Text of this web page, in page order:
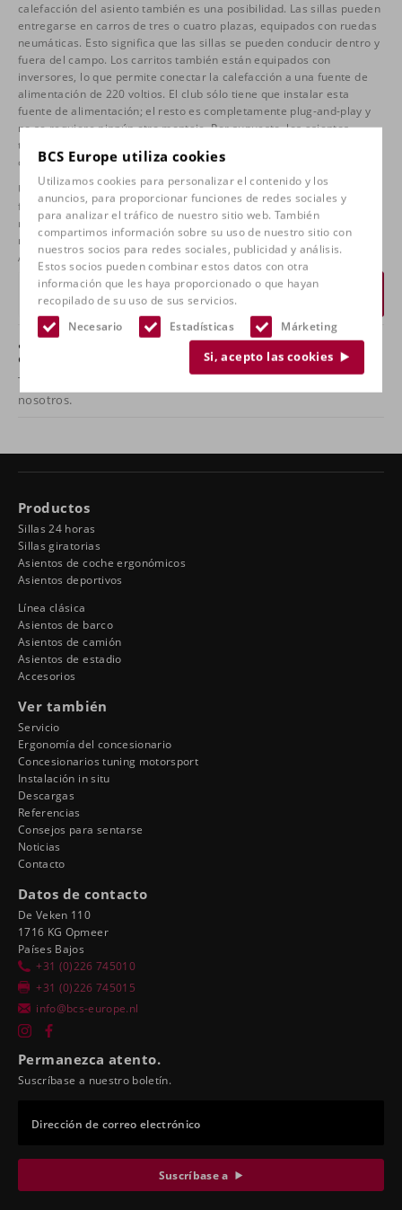
BCS Europe utiliza cookies
Utilizamos cookies para personalizar el contenido y los
anuncios, para proporcionar funciones de redes sociales y
para analizar el tráfico de nuestro sitio web. También
compartimos información sobre su uso de nuestro sitio con
nuestros socios para redes sociales, publicidad y análisis.
Estos socios pueden combinar estos datos con otra
información que les haya proporcionado o que hayan
recopilado de su uso de sus servicios.
Necesario
Estadísticas Márketing
Si, acepto las cookies
calefacción del asiento también es una posibilidad. Las sillas pueden
entregarse en carros de tres o cuatro plazas, equipados con ruedas
neumáticas. Esto significa que las sillas se pueden conducir dentro y
fuera del campo. Los carritos también están equipados con
inversores, lo que permite conectar la calefacción a una fuente de
alimentación de 220 voltios. El club sólo tiene que instalar esta
fuente de alimentación; el resto es completamente plug-and-play y
no se requiere ningún otro montaje. Por supuesto, los asientos
también pueden montarse de otra manera, pero habrá que
comprobarlo primero en el lugar correspondiente.
Una inversión única durante años y la mejora del estadio con una
fantástica exposición para el patrocinador. La compra de asientos de
repuesto RECARO le pondrá en una fina alineación de clubes
nacionales e internacionales como el Real Madrid, BAyern Munich,
Ajax, PSV y AZ.
Solicitar un presupuesto
¿Tiene alguna pregunta sobre este producto
o quiere verlo en nuestra tienda?
Toma
nosotros.
Productos
Sillas 24 horas
Sillas giratorias
Asientos de coche ergonómicos
Asientos deportivos
Línea clásica
Asientos de barco
Asientos de camión
Asientos de estadio
Accesorios
Ver también
Servicio
Ergonomía del concesionario
Concesionarios tuning motorsport
Instalación in situ
Descargas
Referencias
Consejos para sentarse
Noticias
Contacto
Datos de contacto
De Veken 110
1716 KG Opmeer
Países Bajos
+31 (0)226 745010
+31 (0)226 745015
info@bcs-europe.nl
Permanezca atento.
Suscríbase a nuestro boletín.
Dirección de correo electrónico
Suscríbase a